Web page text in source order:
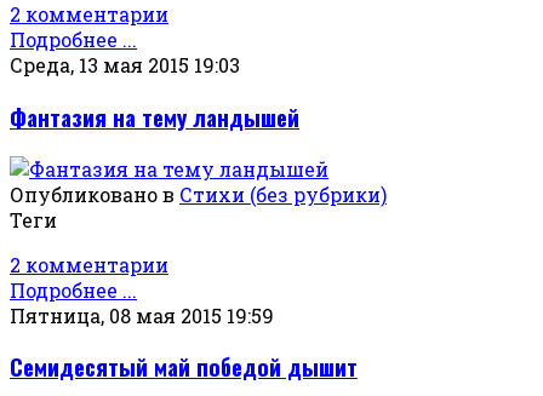
2 комментарии
Подробнее ...
Среда, 13 мая 2015 19:03
Фантазия на тему ландышей
Опубликовано в Стихи (без рубрики)
Теги
2 комментарии
Подробнее ...
Пятница, 08 мая 2015 19:59
Семидесятый май победой дышит